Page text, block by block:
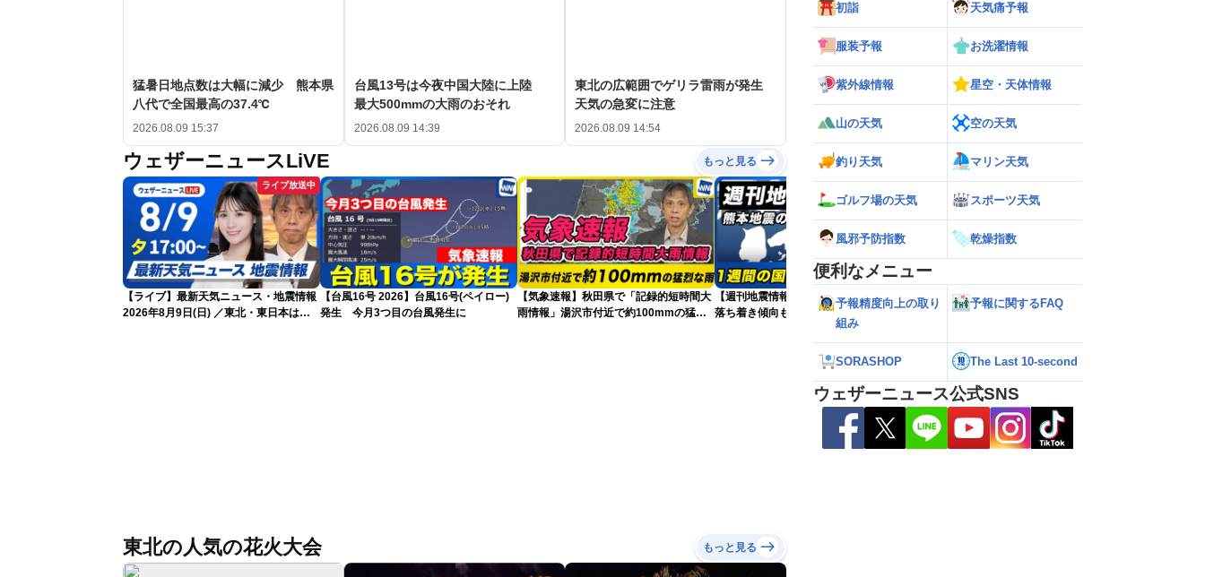
猛暑日地点数は大幅に減少 熊本県
八代で全国最高の37.4℃
2026.08.09 15:37
台風13号は今夜中国大陸に上陸
最大500mmの大雨のおそれ
2026.08.09 14:39
東北の広範囲でゲリラ雷雨が発生
天気の急変に注意
2026.08.09 14:54
ウェザーニュースLiVE もっと見る
ライブ放送中
【ライブ】最新天気ニュース・地震情報
2026年8月9日(日) ／東北・東日本は急
【台風16号 2026】台風16号(ペイロー)
発生 今月3つ目の台風発生に
【気象速報】秋田県で「記録的短時間大
雨情報」湯沢市付近で約100mmの猛烈
【週刊地震情報】熊本地震の余震活動は
落ち着き傾向も…依然として震度5弱警
【熱帯低気圧情報 2026】台風16号発生
か／新たな台風発生予想 今後の進路と日
東北の人気の花火大会 もっと見る
初詣 天気痛予報
服装予報 お洗濯情報
紫外線情報 星空・天体情報
山の天気 空の天気
釣り天気 マリン天気
ゴルフ場の天気 スポーツ天気
風邪予防指数 乾燥指数
便利なメニュー
予報精度向上の取り
組み
予報に関するFAQ
SORASHOP The Last 10-second
ウェザーニュース公式SNS